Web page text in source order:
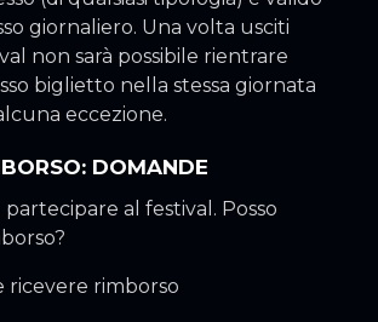
giornaliero. Una volta usciti
non sarà possibile rientrare
biglietto nella stessa giornata
eccezione.
DOMANDE
partecipare al festival. Posso
ricevere rimborso